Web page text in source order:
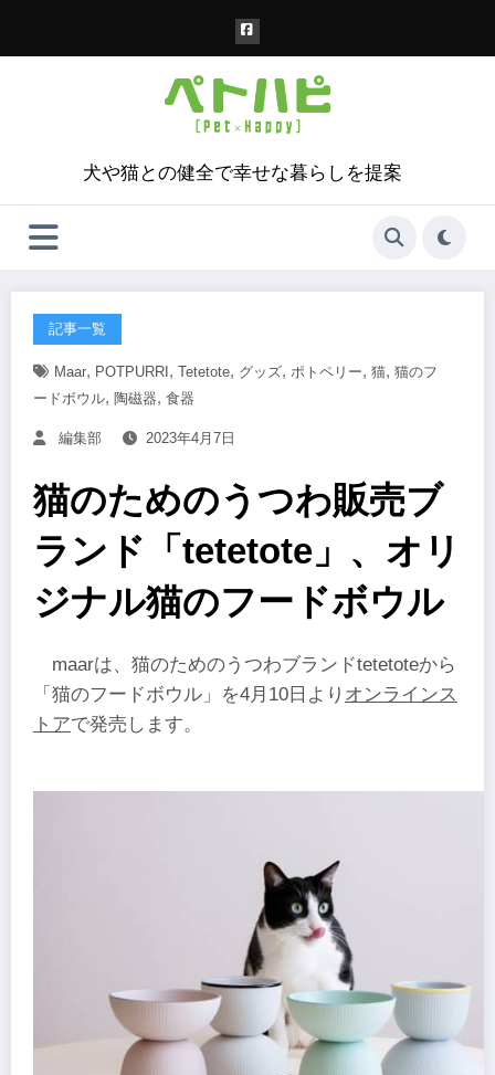
犬や猫との健全で幸せな暮らしを提案
記事一覧
Maar, POTPURRI , Tetetote, グッズ, ポトペリー, 猫, 猫のフ
ードボウル, 陶磁器, 食器
編集部 2023年4月7日
猫のためのうつわ販売ブ
ランド「tetetote」、オリ
ジナル猫のフードボウル
maarは、猫のためのうつわブランドtetetoteから
「猫のフードボウル」を4月10日より オンラインス
トアで発売します。